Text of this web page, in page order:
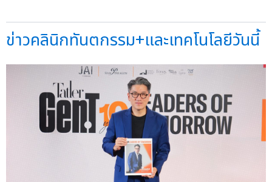
ข่าวคลินิกทันตกรรม+และเทคโนโลยีวันนี้